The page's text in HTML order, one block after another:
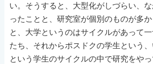
い。そうすると、大型化がしづらい、
ったことと、研究室が個別のものが多
と、大学というのはサイクルがあって
たち、それからポスドクの学生という
という学生のサイクルの中で研究をやっ